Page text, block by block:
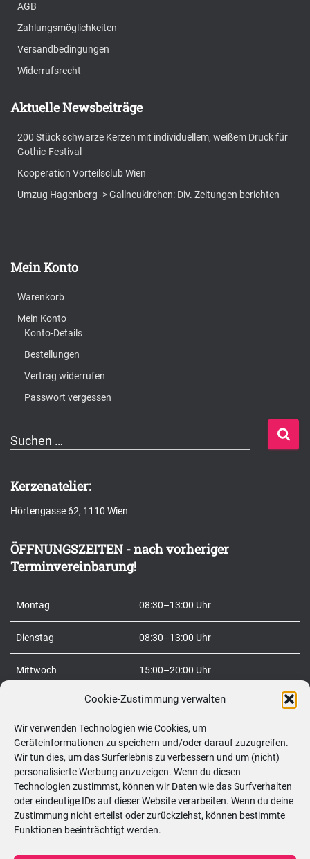
Cookie-Zustimmung verwalten
Wir verwenden Technologien wie Cookies, um
Geräteinformationen zu speichern und/oder darauf zuzugreifen.
Wir tun dies, um das Surferlebnis zu verbessern und um (nicht)
personalisierte Werbung anzuzeigen. Wenn du diesen
Technologien zustimmst, können wir Daten wie das Surfverhalten
oder eindeutige IDs auf dieser Website verarbeiten. Wenn du deine
Zustimmung nicht erteilst oder zurückziehst, können bestimmte
Funktionen beeinträchtigt werden.
AGB
Zahlungsmöglichkeiten
Versandbedingungen
Widerrufsrecht
Aktuelle Newsbeiträge
200 Stück schwarze Kerzen mit individuellem, weißem Druck für
Gothic-Festival
Kooperation Vorteilsclub Wien
Umzug Hagenberg -> Gallneukirchen: Div. Zeitungen berichten
Mein Konto
Warenkorb
Mein Konto
Konto-Details
Bestellungen
Vertrag widerrufen
Passwort vergessen
S
h
e
n
a
Suchen …
Kerzenatelier:
Hörtengasse 62, 1110 Wien
ÖFFNUNGSZEITEN - nach vorheriger
Terminvereinbarung!
Montag 08:30–13:00 Uhr
Dienstag 08:30–13:00 Uhr
Mittwoch 15:00–20:00 Uhr
08:30–20:00 Uhr
Freitag 08:30–20:00 Uhr
Samstag 09:00–12:00 Uhr
So geschlossen